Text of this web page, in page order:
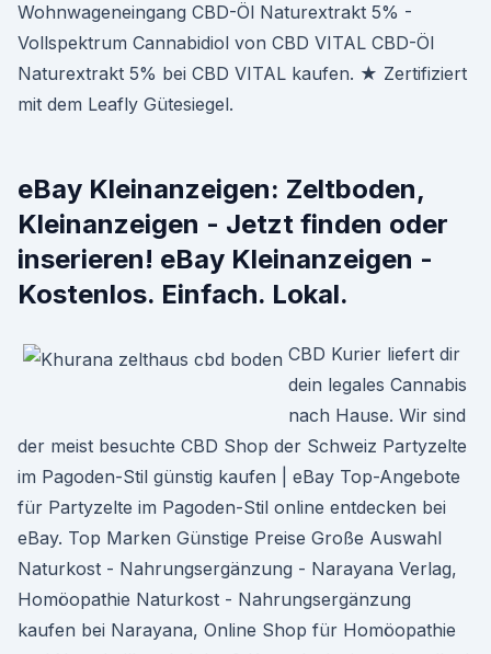
Wohnwageneingang CBD-Öl Naturextrakt 5% -
Vollspektrum Cannabidiol von CBD VITAL CBD-Öl
Naturextrakt 5% bei CBD VITAL kaufen. ★ Zertifiziert
mit dem Leafly Gütesiegel.
eBay Kleinanzeigen: Zeltboden,
Kleinanzeigen - Jetzt finden oder
inserieren! eBay Kleinanzeigen -
Kostenlos. Einfach. Lokal.
CBD Kurier liefert dir
dein legales Cannabis
nach Hause. Wir sind
der meist besuchte CBD Shop der Schweiz Partyzelte
im Pagoden-Stil günstig kaufen | eBay Top-Angebote
für Partyzelte im Pagoden-Stil online entdecken bei
eBay. Top Marken Günstige Preise Große Auswahl
Naturkost - Nahrungsergänzung - Narayana Verlag,
Homöopathie Naturkost - Nahrungsergänzung
kaufen bei Narayana, Online Shop für Homöopathie